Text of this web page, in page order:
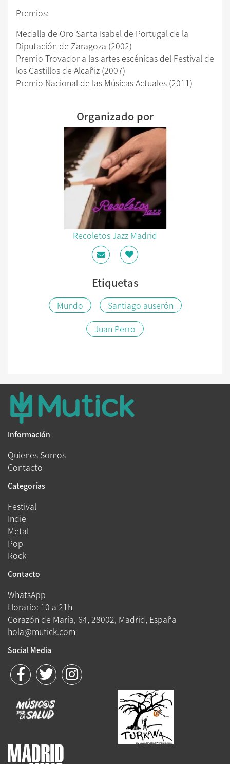
Premios:
Medalla de Oro Santa Isabel de Portugal de la
Diputación de Zaragoza (2002)
Premio Trovador a las artes escénicas del Festival de
los Castillos de Alcañiz (2007)
Premio Nacional de las Músicas Actuales (2011)
Organizado por
Recoletos Jazz Madrid
Etiquetas
Mundo
Santiago auserón
Juan Perro
Información
Quienes Somos
Contacto
Categorías
Festival
Indie
Metal
Pop
Rock
Contacto
WhatsApp
Horario: 10 a 21h
Corazón de María, 64, 28002, Madrid, España
hola@mutick.com
Social Media